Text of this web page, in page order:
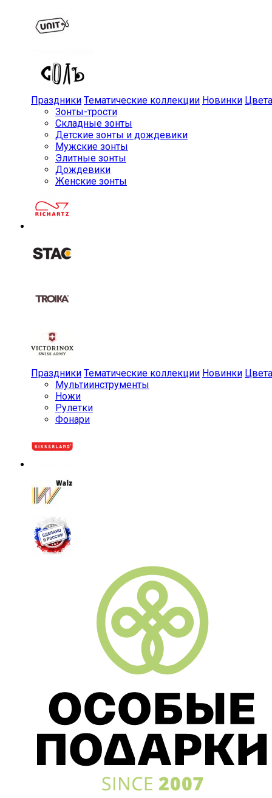
Праздники Тематические коллекции Новинки Цвета
Зонты-трости
Складные зонты
Детские зонты и дождевики
Мужские зонты
Элитные зонты
Дождевики
Женские зонты
Праздники Тематические коллекции Новинки Цвета
Мульти­инструменты
Ножи
Рулетки
Фонари